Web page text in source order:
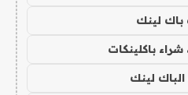
باك لينك
باكلينكات
الباك لينك